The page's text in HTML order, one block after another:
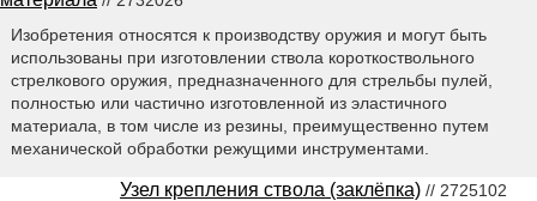
Изобретения относятся к производству оружия и могут быть
использованы при изготовлении ствола короткоствольного
стрелкового оружия, предназначенного для стрельбы пулей,
полностью или частично изготовленной из эластичного
материала, в том числе из резины, преимущественно путем
механической обработки режущими инструментами.
Узел крепления ствола (заклёпка) // 2725102